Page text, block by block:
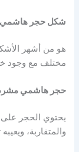
شكل حجر هاشمي
هو من أشهر
مختلف مع وجود خط
حجر هاشمي
يحتوي الحجر
والمتقاربة،